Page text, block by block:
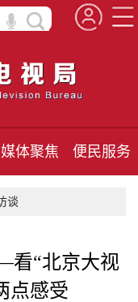
媒体聚焦 便民服务
谈
看“北京大视
点感受